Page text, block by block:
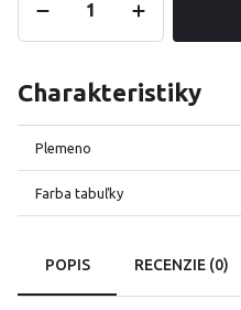
Charakteristiky
Plemeno
Farba tabuľky
POPIS RECENZIE (0)